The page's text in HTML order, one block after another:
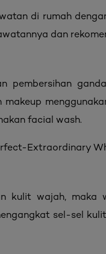
di rumah
dan
pembersihan
facial wash.
Extraordinary
kulit wajah, maka
sel-sel